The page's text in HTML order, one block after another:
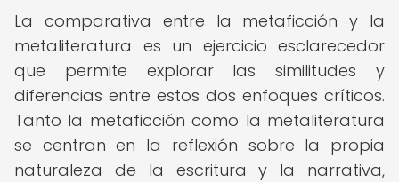
La comparativa entre la metaficción y la
metaliteratura es un ejercicio esclarecedor
que permite explorar las similitudes y
diferencias entre estos dos enfoques críticos.
Tanto la metaficción como la metaliteratura
se centran en la reflexión sobre la propia
naturaleza de la escritura y la narrativa,